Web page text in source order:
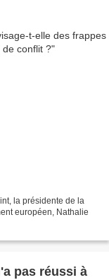
la présidente de la
européen, Nathalie
pas réussi à